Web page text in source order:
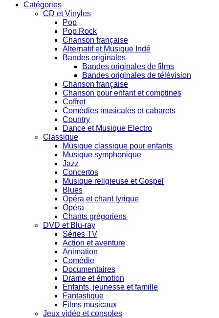
Catégories
CD et Vinyles
Pop
Pop Rock
Chanson française
Alternatif et Musique Indé
Bandes originales
Bandes originales de films
Bandes originales de télévision
Chanson française
Chanson pour enfant et comptines
Coffret
Comédies musicales et cabarets
Country
Dance et Musique Electro
Classique
Musique classique pour enfants
Musique symphonique
Jazz
Concertos
Musique religieuse et Gospel
Blues
Opéra et chant lyrique
Opéra
Chants grégoriens
DVD et Blu-ray
Séries TV
Action et aventure
Animation
Comédie
Documentaires
Drame et émotion
Enfants, jeunesse et famille
Fantastique
Films musicaux
Jeux vidéo et consoles